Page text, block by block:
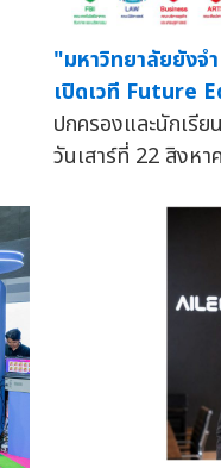
"มหาวิทยาลัยยังจ
เปิดเวที Future
ปกครองและนักเรี
วันเสาร์ที่ 22 สิงหา